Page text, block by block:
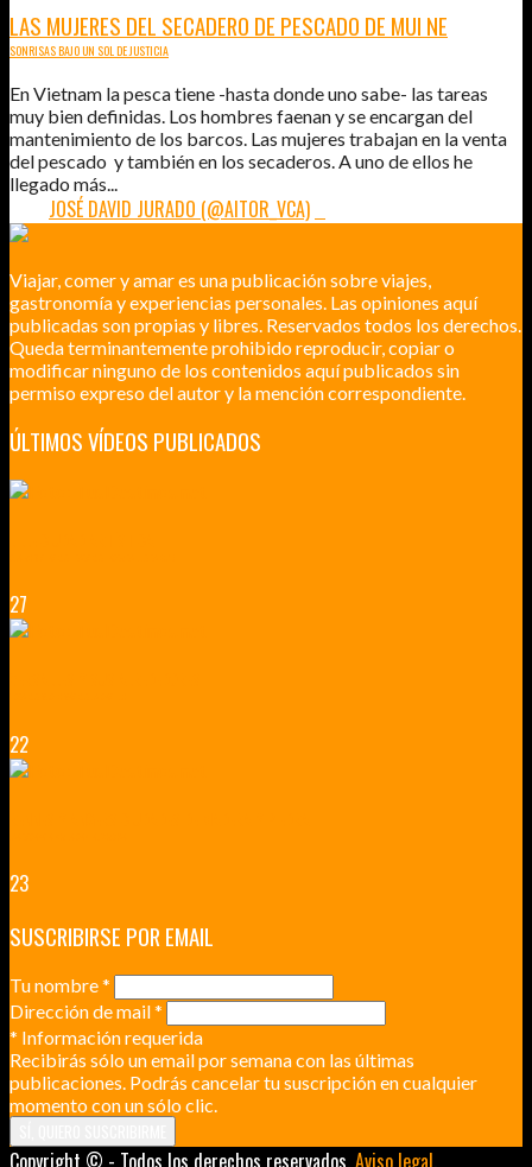
LAS MUJERES DEL SECADERO DE PESCADO DE MUI NE
SONRISAS BAJO UN SOL DE JUSTICIA
En Vietnam la pesca tiene -hasta donde uno sabe- las tareas
muy bien definidas. Los hombres faenan y se encargan del
mantenimiento de los barcos. Las mujeres trabajan en la venta
del pescado y también en los secaderos. A uno de ellos he
llegado más...
JOSÉ DAVID JURADO (@AITOR_VCA)
Viajar, comer y amar es una publicación sobre viajes,
gastronomía y experiencias personales. Las opiniones aquí
publicadas son propias y libres. Reservados todos los derechos.
Queda terminantemente prohibido reproducir, copiar o
modificar ninguno de los contenidos aquí publicados sin
permiso expreso del autor y la mención correspondiente.
ÚLTIMOS VÍDEOS PUBLICADOS
27
22
23
SUSCRIBIRSE POR EMAIL
Tu nombre*
Dirección de mail*
* Información requerida
Recibirás sólo un email por semana con las últimas
publicaciones. Podrás cancelar tu suscripción en cualquier
momento con un sólo clic.